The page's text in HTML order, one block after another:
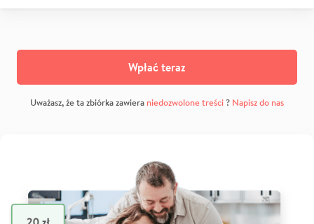
Wpłać teraz
Uważasz, że ta zbiórka zawiera niedozwolone treści? Napisz do nas